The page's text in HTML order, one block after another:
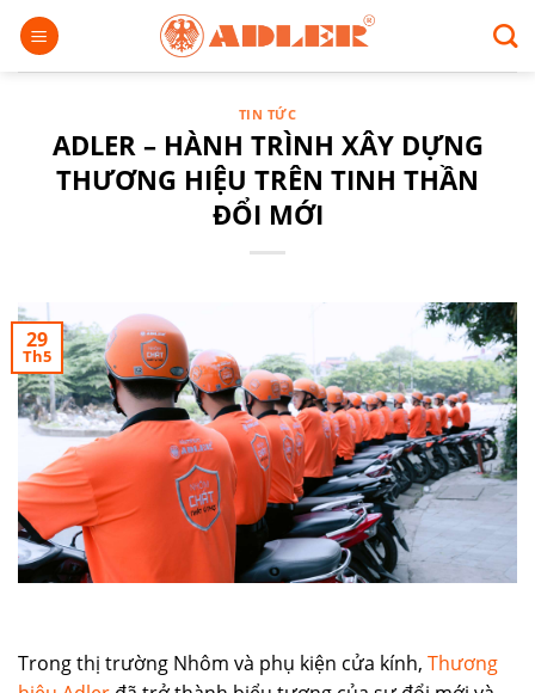
Chuyển
đến
nội
TIN TỨC
ADLER – HÀNH TRÌNH XÂY DỰNG
THƯƠNG HIỆU TRÊN TINH THẦN
ĐỔI MỚI
29
Th5
Trong thị trường Nhôm và phụ kiện cửa kính, Thương